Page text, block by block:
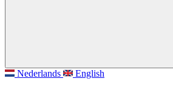
Nederlands English